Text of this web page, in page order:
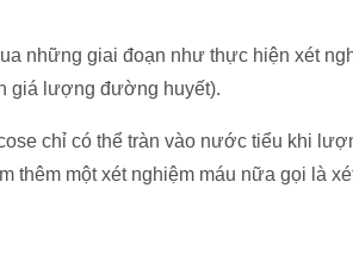
những giai đoạn như thực hiện xét
giá lượng đường huyết).
chỉ có thể tràn vào nước tiểu khi
thêm một xét nghiệm máu nữa gọi là